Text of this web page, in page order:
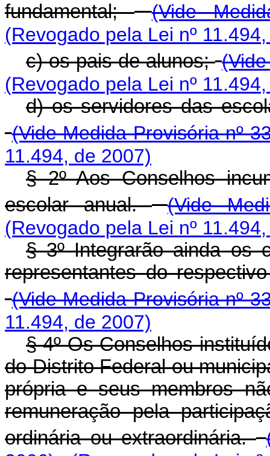
fundamental;
(Vide
(Revogado pela Lei nº
c) os pais de alunos;
(Revogado pela Lei nº
d) os servidores das
(Vide Medida Provisória nº
11.494, de 2007)
§ 2º Aos Conselhos
escolar anual.
(Vide
(Revogado pela Lei nº
§ 3º Integrarão ainda os
representantes do
(Vide Medida Provisória nº
11.494, de 2007)
§ 4º Os Conselhos
do Distrito Federal ou
própria e seus membros
remuneração pela
ordinária ou extraordinária.